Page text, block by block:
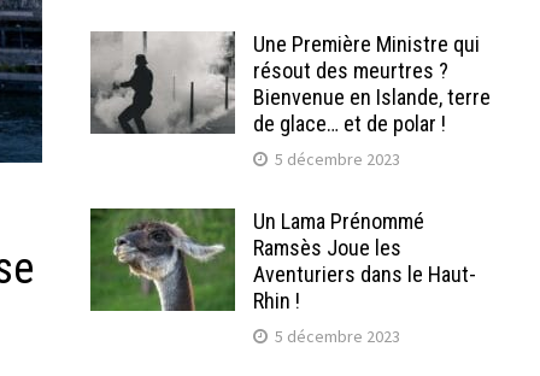
Une Première Ministre qui
résout des meurtres ?
Bienvenue en Islande, terre
de glace… et de polar !
5 décembre 2023
Un Lama Prénommé
Ramsès Joue les
Aventuriers dans le Haut-
Rhin !
5 décembre 2023